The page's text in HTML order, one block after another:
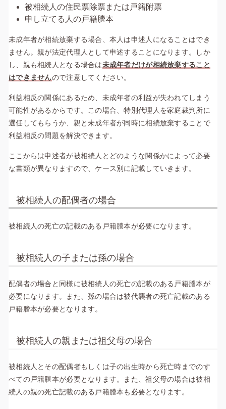
被相続人の住民票除票または戸籍附票
申し立てる人の戸籍謄本
未成年者が相続放棄する場合、本人は申述人になることはでき
ません。親が法定代理人として申述することになります。しか
し、親も相続人となる場合は未成年者だけが相続放棄すること
はできませんので注意してください。
利益相反の関係にあるため、未成年者の利益が失われてしまう
可能性があるからです。この場合、特別代理人を家庭裁判所に
選任してもらうか、親と未成年者が同時に相続放棄することで
利益相反の問題を解決できます。
ここからは申述者が被相続人とどのような関係かによって必要
な書類が異なりますので、ケース別に記載していきます。
被相続人の配偶者の場合
被相続人の死亡の記載のある戸籍謄本が必要になります。
被相続人の子または孫の場合
配偶者の場合と同様に被相続人の死亡の記載のある戸籍謄本が
必要になります。また、孫の場合は被代襲者の死亡記載のある
戸籍謄本が必要となります。
被相続人の親または祖父母の場合
被相続人とその配偶者もしくは子の出生時から死亡時までのす
べての戸籍謄本が必要となります。また、祖父母の場合は被相
続人の親の死亡記載のある戸籍謄本も必要となります。